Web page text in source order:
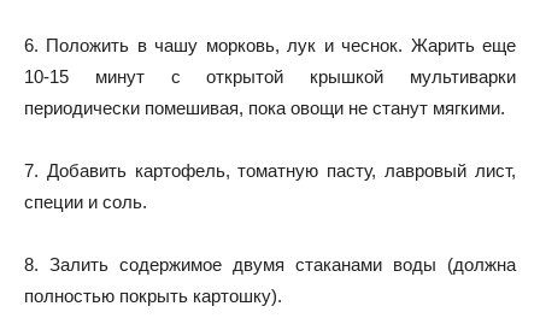
6. Положить в чашу морковь, лук и чеснок. Жарить еще
10-15 минут с открытой крышкой мультиварки
периодически помешивая, пока овощи не станут мягкими.
7. Добавить картофель, томатную пасту, лавровый лист,
специи и соль.
8. Залить содержимое двумя стаканами воды (должна
полностью покрыть картошку).